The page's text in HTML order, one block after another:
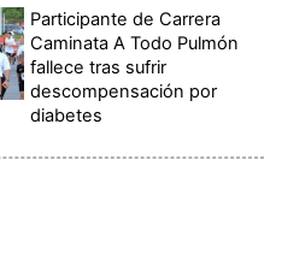
Participante de Carrera
Caminata A Todo Pulmón
fallece tras sufrir
descompensación por
diabetes